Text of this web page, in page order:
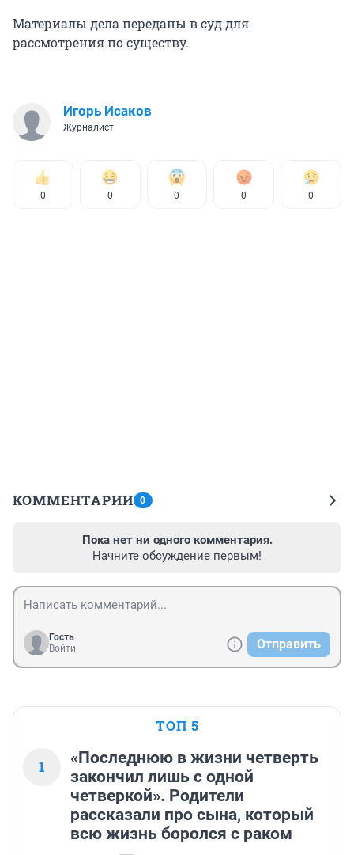
Материалы дела переданы в суд для
рассмотрения по существу.
Игорь Исаков
Журналист
0 0 0 0 0
КОММЕНТАРИИ 0
Пока нет ни одного комментария.
Начните обсуждение первым!
Гость
Войти
Отправить
ТОП 5
1
«Последнюю в жизни четверть
закончил лишь с одной
четверкой». Родители
рассказали про сына, который
всю жизнь боролся с раком